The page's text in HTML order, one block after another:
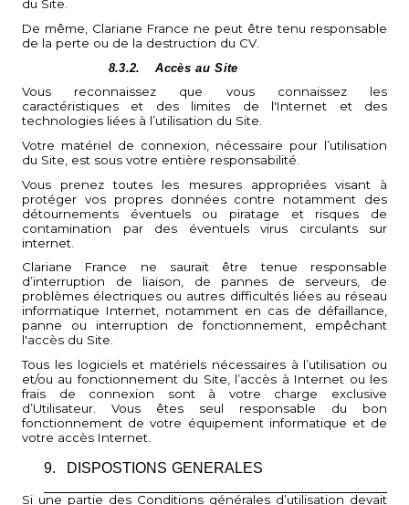
du Site.
De même, Clariane France ne peut être tenu responsable
de la perte ou de la destruction du CV.
8.3.2. Accès au Site
Vous reconnaissez que vous connaissez les
caractéristiques et des limites de l'Internet et des
technologies liées à l’utilisation du Site.
Votre matériel de connexion, nécessaire pour l’utilisation
du Site, est sous votre entière responsabilité.
Vous prenez toutes les mesures appropriées visant à
protéger vos propres données contre notamment des
détournements éventuels ou piratage et risques de
contamination par des éventuels virus circulants sur
internet.
Clariane France ne saurait être tenue responsable
d’interruption de liaison, de pannes de serveurs, de
problèmes électriques ou autres difficultés liées au réseau
informatique Internet, notamment en cas de défaillance,
panne ou interruption de fonctionnement, empêchant
l'accès du Site.
Tous les logiciels et matériels nécessaires à l’utilisation ou
et/ou au fonctionnement du Site, l’accès à Internet ou les
frais de connexion sont à votre charge exclusive
d’Utilisateur. Vous êtes seul responsable du bon
fonctionnement de votre équipement informatique et de
votre accès Internet.
9. DISPOSTIONS GENERALES
Si une partie des Conditions générales d’utilisation devait